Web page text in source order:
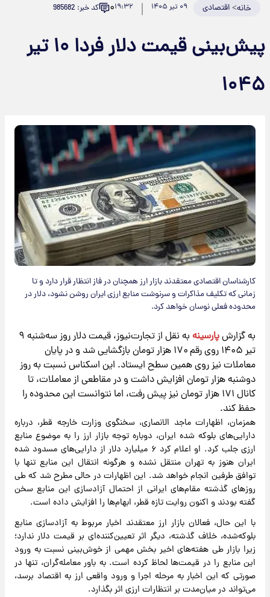
خانه>اقتصادی ۰۹ تیر ۱۴۰۵ ۱۹:۳۲۰ کد خبر: 985682
پیش‌بینی قیمت دلار فردا ۱۰ تیر
۱۰۴۵
کارشناسان اقتصادی معتقدند بازار ارز همچنان در فاز انتظار قرار دارد و تا
زمانی که تکلیف مذاکرات و سرنوشت منابع ارزی ایران روشن نشود، دلار در
محدوده فعلی نوسان خواهد کرد.
به گزارشپارسینه
به نقل از تجارت‌نیوز، قیمت دلار روز سه‌شنبه ۹
تیر ۱۴۰۵ روی رقم ۱۷۰ هزار تومان بازگشایی شد و در پایان
معاملات نیز روی همین سطح ایستاد. این اسکناس نسبت به روز
دوشنبه هزار تومان افزایش داشت و در مقاطعی از معاملات، تا
کانال ۱۷۱ هزار تومان نیز پیش رفت، اما نتوانست این محدوده را
حفظ کند.
همزمان، اظهارات ماجد الانصاری، سخنگوی وزارت خارجه قطر، درباره
دارایی‌های بلوکه ‌شده ایران، دوباره توجه بازار ارز را به موضوع منابع
ارزی جلب کرد. او اعلام کرد ۶ میلیارد دلار از دارایی‌های مسدود شده
ایران هنوز به تهران منتقل نشده و هرگونه انتقال این منابع تنها با
توافق طرفین انجام خواهد شد. این اظهارات در حالی مطرح شد که طی
روزهای گذشته مقام‌های ایرانی از احتمال آزادسازی این منابع سخن
گفته بودند و اکنون روایت تازه قطر، ابهام‌ها را افزایش داده است.
با این حال، فعالان بازار ارز معتقدند اخبار مربوط به آزادسازی منابع
بلوکه‌شده، خلاف گذشته، دیگر اثر تعیین‌کننده‌ای بر قیمت دلار ندارد؛
زیرا بازار طی هفته‌های اخیر بخش مهمی از خوش‌بینی نسبت به ورود
این منابع را در قیمت‌ها لحاظ کرده است. به باور معامله‌گران، تنها در
صورتی که این اخبار به مرحله اجرا و ورود واقعی ارز به اقتصاد برسد،
می‌تواند در میان‌مدت بر انتظارات ارزی اثر بگذارد.